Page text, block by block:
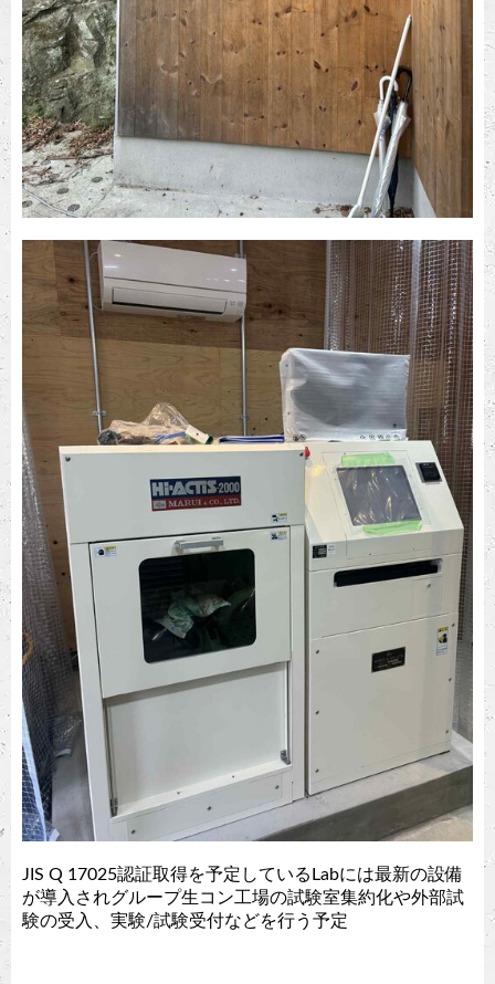
JIS Q 17025認証取得を予定しているLabには最新の設備
が導入されグループ生コン工場の試験室集約化や外部試
験の受入、実験/試験受付などを行う予定